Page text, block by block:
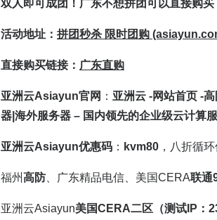
双人即可成团！ 广东不想拼团可以直接购买
活动地址： 拼团秒杀 限时团购
直接购买链接： 广东直购
亚洲云Asiayun官网 ： 亚洲云 -网站首页 -
器|海外服务器 – 国内领先的企业级云计算
亚洲云Asiayun优惠码 ： kvm80 ，八折循
福州高防、广东精品电信、美国CERA联通
亚洲云Asiayun美国CERA二区 （测试IP：